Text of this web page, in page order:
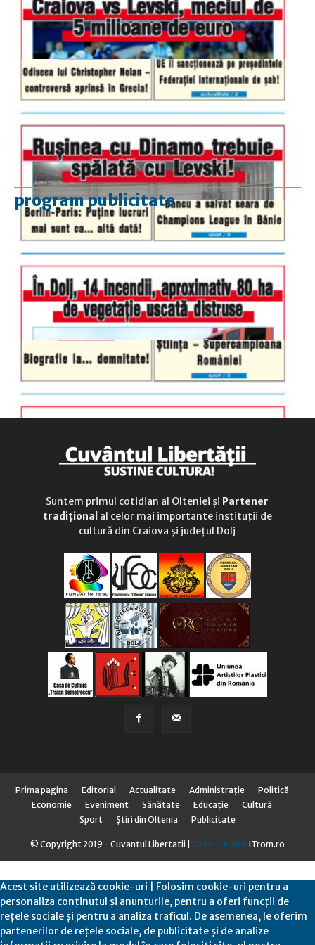
program publicitate
luni-vineri
9.00 - 17.00
duminică
9.00 - 12.00
Suntem primul cotidian al Olteniei și Partener
tradițional al celor mai importante instituții de
cultură din Craiova și județul Dolj
Prima pagina Editorial Actualitate Administraţie
Politică
Economie
Eveniment Sănătate Educaţie
Cultură
Sport
Știri din Oltenia Publicitate
© Copyright 2019 - Cuvantul Libertatii | Gazduire Web ITrom.ro
Acest site utilizează cookie-uri | Folosim cookie-uri pentru a
personaliza conținutul și anunțurile, pentru a oferi funcții de
rețele sociale și pentru a analiza traficul. De asemenea, le oferim
partenerilor de rețele sociale, de publicitate și de analize